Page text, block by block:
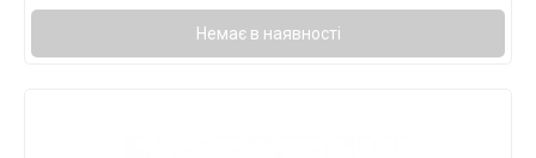
Немає в наявності